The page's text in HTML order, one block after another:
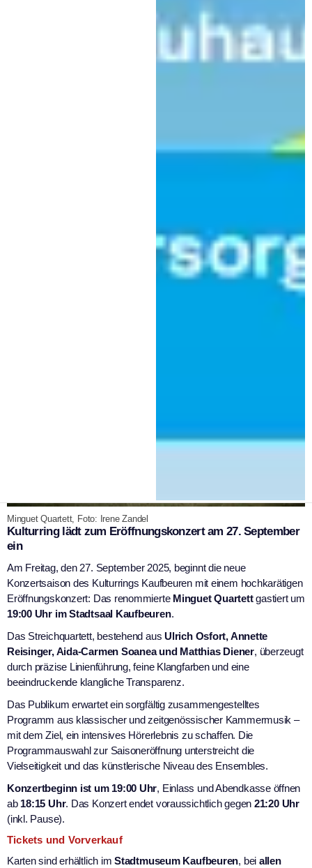
Saisonauftakt mit dem Minguet
Quartett im Stadtsaal
Minguet Quartett, Foto: Irene Zandel
Kulturring lädt zum Eröffnungskonzert am 27. September
ein
Am Freitag, den 27. September 2025, beginnt die neue
Konzertsaison des Kulturrings Kaufbeuren mit einem hochkarätigen
Eröffnungskonzert: Das renommierte Minguet Quartettgastiert um
19:00 Uhr im Stadtsaal Kaufbeuren.
Das Streichquartett, bestehend aus Ulrich Osfort, Annette
Reisinger, Aida-Carmen Soanea und Matthias Diener, überzeugt
durch präzise Linienführung, feine Klangfarben und eine
beeindruckende klangliche Transparenz.
Das Publikum erwartet ein sorgfältig zusammengestelltes
Programm aus klassischer und zeitgenössischer Kammermusik –
mit dem Ziel, ein intensives Hörerlebnis zu schaffen. Die
Programmauswahl zur Saisoneröffnung unterstreicht die
Vielseitigkeit und das künstlerische Niveau des Ensembles.
Konzertbeginn ist um 19:00 Uhr, Einlass und Abendkasse öffnen
ab 18:15 Uhr. Das Konzert endet voraussichtlich gegen 21:20 Uhr
(inkl. Pause).
Tickets und Vorverkauf
Karten sind erhältlich imStadtmuseum Kaufbeuren, bei allen